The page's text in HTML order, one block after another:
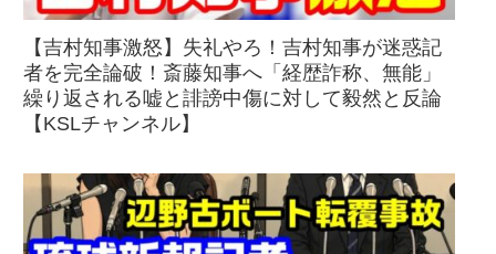
【吉村知事激怒】失礼やろ！吉村知事が迷惑記
者を完全論破！斎藤知事へ「経歴詐称、無能」
繰り返される嘘と誹謗中傷に対して毅然と反論
【KSLチャンネル】